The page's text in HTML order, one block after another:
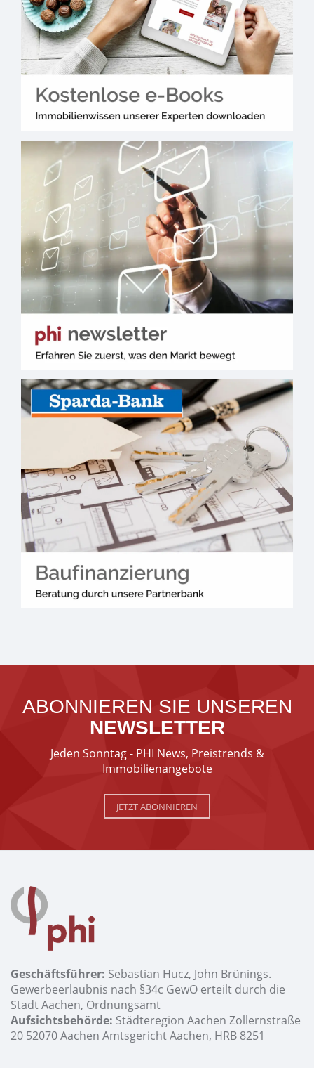
ABONNIEREN SIE UNSEREN
NEWSLETTER
Jeden Sonntag - PHI News, Preistrends &
Immobilienangebote
JETZT ABONNIEREN
Geschäftsführer: Sebastian Hucz, John Brünings.
Gewerbeerlaubnis nach §34c GewO erteilt durch die
Stadt Aachen, Ordnungsamt
Aufsichtsbehörde: Städteregion Aachen Zollernstraße
20 52070 Aachen Amtsgericht Aachen, HRB 8251